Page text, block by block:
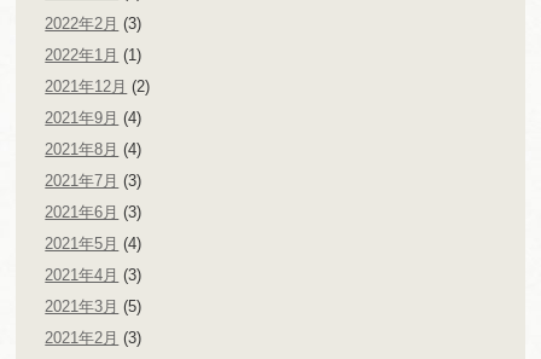
2022年2月 (3)
2022年1月 (1)
2021年12月 (2)
2021年9月 (4)
2021年8月 (4)
2021年7月 (3)
2021年6月 (3)
2021年5月 (4)
2021年4月 (3)
2021年3月 (5)
2021年2月 (3)